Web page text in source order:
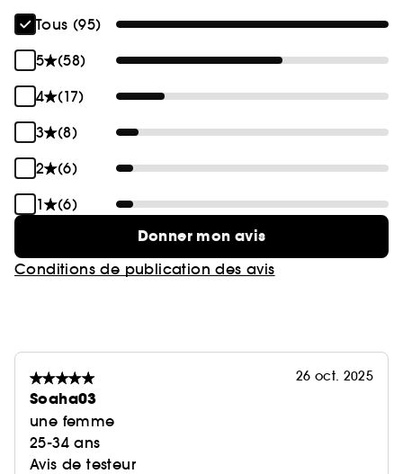
Le flacon « Replica » s'assombrit faisant lui aussi
allusion à l'univers nocturne. L'étiquette « Replica
» est métallisée, perpétuant le code signature des
Margiela. Sur l'étui, un collage surréaliste invite le
porteur à plonger dans un monde de rêveries.
Tous (95)
5
(58)
4
(17)
3
(8)
2
(6)
1
(6)
Donner mon avis
Conditions de publication des avis
26 oct. 2025
Soaha03
une femme
25-34 ans
Avis de testeur